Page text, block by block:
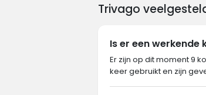
Trivago
Is er een
Er zijn op dit moment 9
keer gebruikt en zijn